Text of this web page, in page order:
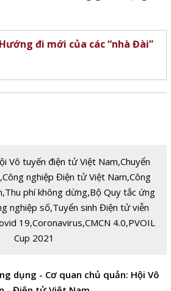
đi mới của các “nhà Đài”
Vô tuyến điện tử Việt Nam,Chuyển
,Công nghiệp Điện tử Việt Nam,Công
,Thu phí không dừng,Bộ Quy tắc ứng
nghiệp số,Tuyển sinh Điện tử viễn
19,Coronavirus,CMCN 4.0,PVOIL
Cup 2021
dụng - Cơ quan chủ quản: Hội Vô